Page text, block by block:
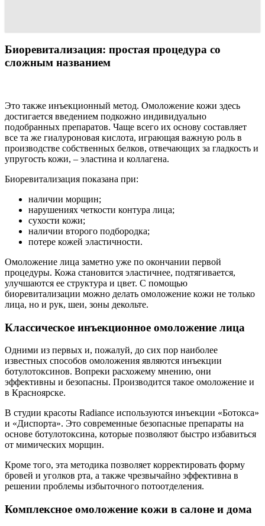
Биоревитализация: простая процедура со
сложным названием
Это также инъекционный метод. Омоложение кожи здесь
достигается введением подкожно индивидуально
подобранных препаратов. Чаще всего их основу составляет
все та же гиалуроновая кислота, играющая важную роль в
производстве собственных белков, отвечающих за гладкость и
упругость кожи, – эластина и коллагена.
Биоревитализация показана при:
наличии морщин;
нарушениях четкости контура лица;
сухости кожи;
наличии второго подбородка;
потере кожей эластичности.
Омоложение лица заметно уже по окончании первой
процедуры. Кожа становится эластичнее, подтягивается,
улучшаются ее структура и цвет. С помощью
биоревитализации можно делать омоложение кожи не только
лица, но и рук, шеи, зоны декольте.
Классическое инъекционное омоложение лица
Одними из первых и, пожалуй, до сих пор наиболее
известных способов омоложения являются инъекции
ботулотоксинов. Вопреки расхожему мнению, они
эффективны и безопасны. Производится такое омоложение и
в Красноярске.
В студии красоты Radiance используются инъекции «Ботокса»
и «Диспорта». Это современные безопасные препараты на
основе ботулотоксина, которые позволяют быстро избавиться
от мимических морщин.
Кроме того, эта методика позволяет корректировать форму
бровей и уголков рта, а также чрезвычайно эффективна в
решении проблемы избыточного потоотделения.
Комплексное омоложение кожи в салоне и дома